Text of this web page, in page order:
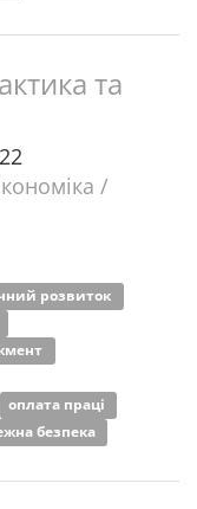
та
/
розвиток
оплата праці
безпека